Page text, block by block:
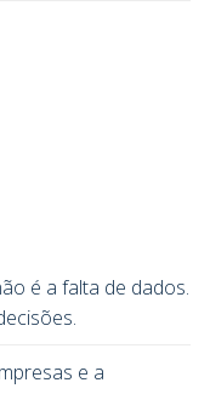
é a falta de dados.
e a